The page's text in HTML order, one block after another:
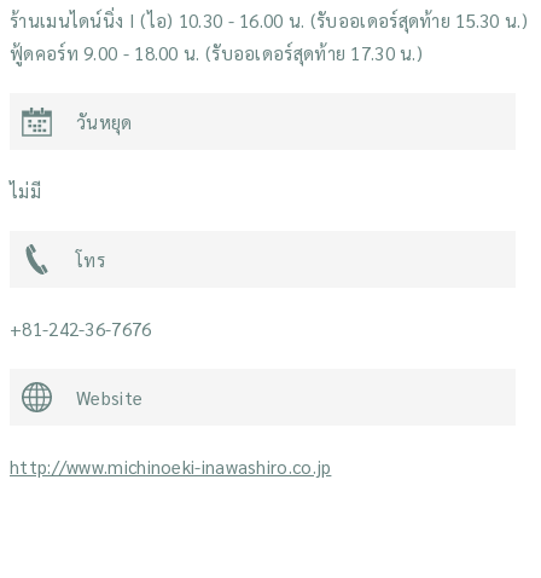
ร้านเมนไดน์นิ่ง I (ไอ) 10.30 - 16.00 น. (รับออเดอร์สุดท้าย 15.30 น.)
ฟู้ดคอร์ท 9.00 - 18.00 น. (รับออเดอร์สุดท้าย 17.30 น.)
วันหยุด
ไม่มี
โทร
+81-242-36-7676
Website
http://www.michinoeki-inawashiro.co.jp